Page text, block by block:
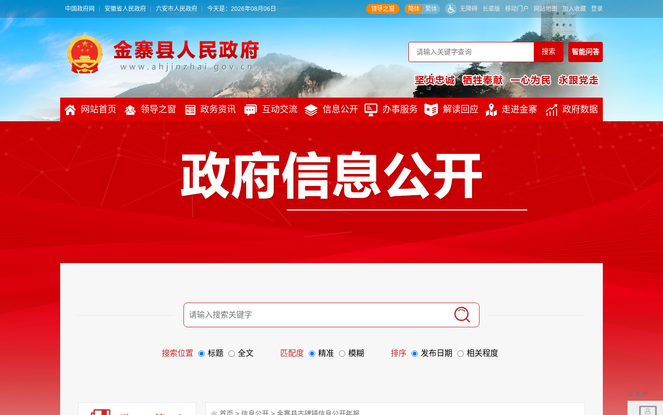
中国政府网 安徽省人民政府 六安市人民政府 今天是：2026年08月06日 领导之窗 简体 繁体 无障碍 长辈版 移动门户 网站地图 加入收藏 登录
智能问答
网站首页 领导之窗 政务资讯 互动交流 信息公开 办事服务 解读回应 走进金寨 政府数据
搜索位置 标题 全文 匹配度 精准 模糊 排序 发布日期 相关程度